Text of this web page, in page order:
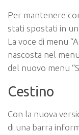
Per mantenere
stati spostati in un
La voce di menu
nascosta nel
del nuovo menu
Cestino
Con la nuova
di una barra